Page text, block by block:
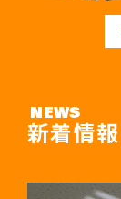
NEWS
新着情報